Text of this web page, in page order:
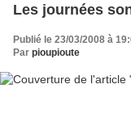
Les journées
Publié le 23/03/2008 à
Par pioupioute